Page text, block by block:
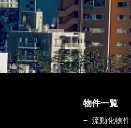
物件一覧
流動化物件